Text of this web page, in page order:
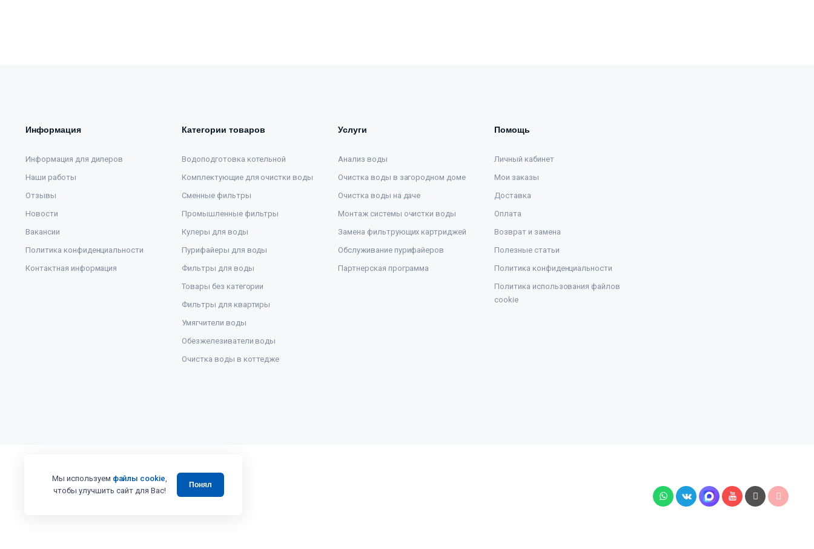
Информация
Информация для дилеров
Наши работы
Отзывы
Новости
Вакансии
Политика конфиденциальности
Контактная информация
Категории товаров
Водоподготовка котельной
Комплектующие для очистки воды
Сменные фильтры
Промышленные фильтры
Кулеры для воды
Пурифайеры для воды
Фильтры для воды
Товары без категории
Фильтры для квартиры
Умягчители воды
Обезжелезиватели воды
Очистка воды в коттедже
Услуги
Анализ воды
Очистка воды в загородном доме
Очистка воды на даче
Монтаж системы очистки воды
Замена фильтрующих картриджей
Обслуживание пурифайеров
Партнерская программа
Помощь
Личный кабинет
Мои заказы
Доставка
Оплата
Возврат и замена
Полезные статьи
Политика конфиденциальности
Политика использования файлов
cookie
Мы используем файлы cookie,
чтобы улучшить сайт для Вас!
Понял